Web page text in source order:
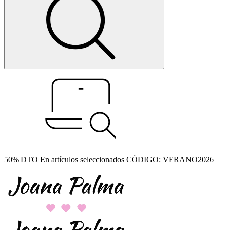
50% DTO En artículos seleccionados CÓDIGO: VERANO2026